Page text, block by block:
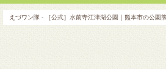
えづワン隊 - ［公式］水前寺江津湖公園｜熊本市の公園